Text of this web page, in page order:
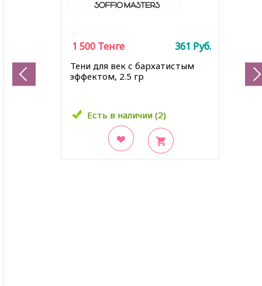
Тени для век с бархатистым
эффектом, 2.5 гр
Есть в наличии (2)
1 500 Тенге 361 Руб.
Есть в наличии (2)
1 500 Тенге 361 Руб.